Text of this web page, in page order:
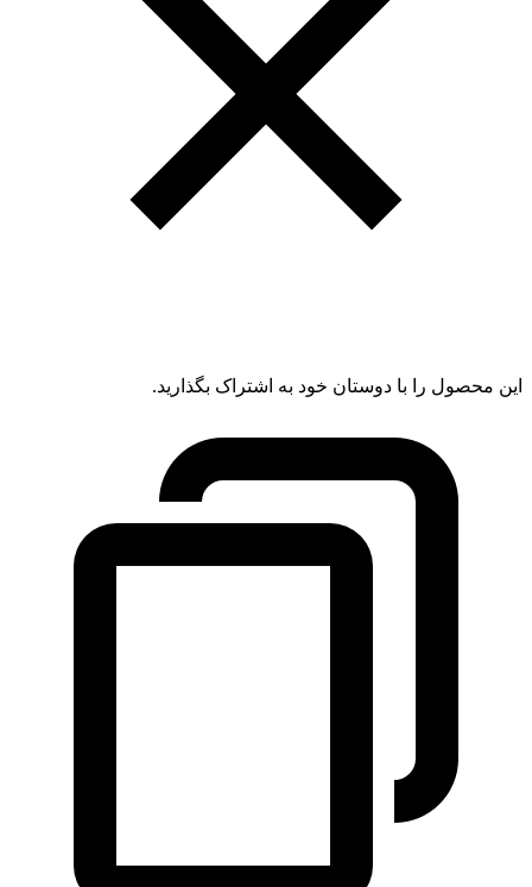
این محصول را با دوستان خود به اشتراک بگذارید.